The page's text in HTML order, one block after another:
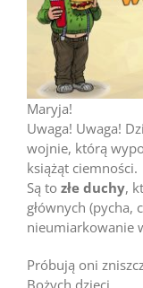
Maryja!
Uwaga! Uwaga!
wojnie, którą
książąt ciemności.
Są to złe duchy,
głównych (pycha,
nieumiarkowanie
Próbują oni